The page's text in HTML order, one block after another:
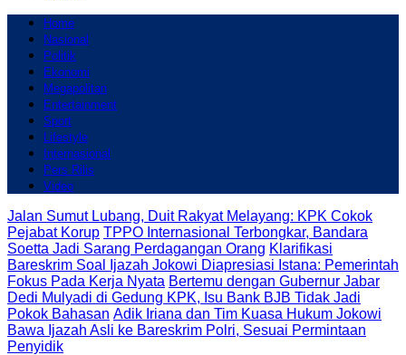
Home
Nasional
Politik
Ekonomi
Megapolitan
Entertainment
Sport
Lifestyle
Internasional
Pers Rilis
Video
Jalan Sumut Lubang, Duit Rakyat Melayang: KPK Cokok
Pejabat Korup TPPO Internasional Terbongkar, Bandara
Soetta Jadi Sarang Perdagangan Orang Klarifikasi
Bareskrim Soal Ijazah Jokowi Diapresiasi Istana: Pemerintah
Fokus Pada Kerja Nyata Bertemu dengan Gubernur Jabar
Dedi Mulyadi di Gedung KPK, Isu Bank BJB Tidak Jadi
Pokok Bahasan Adik Iriana dan Tim Kuasa Hukum Jokowi
Bawa Ijazah Asli ke Bareskrim Polri, Sesuai Permintaan
Penyidik